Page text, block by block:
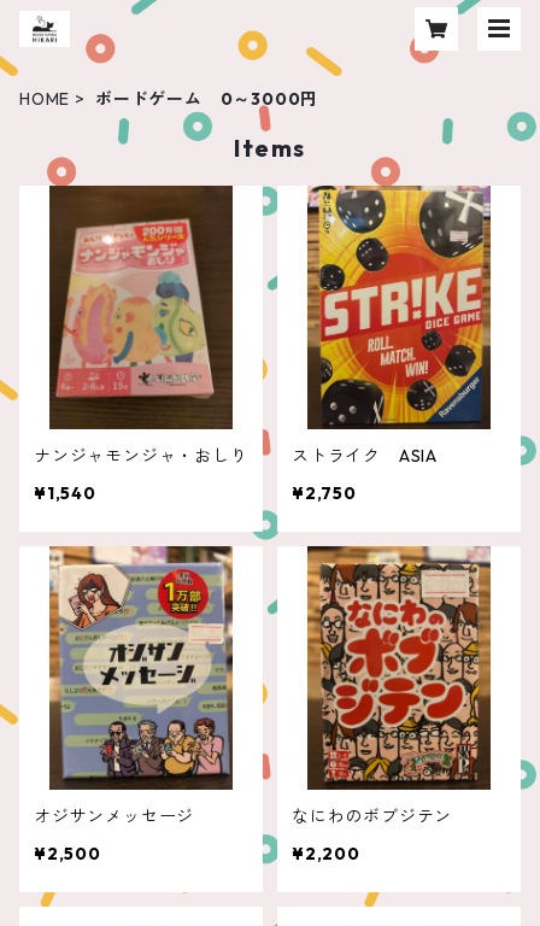
HOME ボードゲーム 0～3000円
Items
ナンジャモンジャ・おしり
¥1,540
ストライク ASIA
¥2,750
オジサンメッセージ
¥2,500
なにわのボブジテン
¥2,200